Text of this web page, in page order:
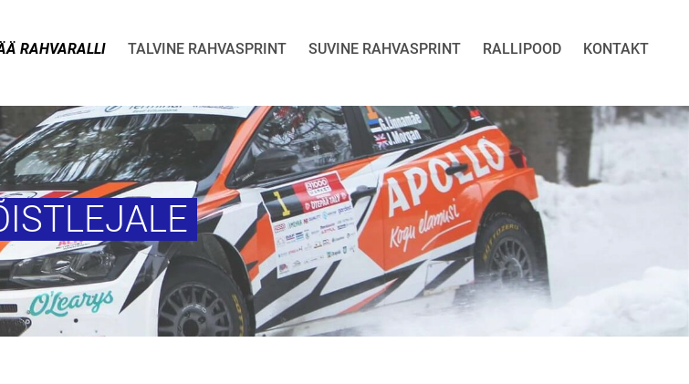
RAHVARALLI TALVINE RAHVASPRINT SUVINE RAHVASPRINT RALLIPOOD KONTAKT